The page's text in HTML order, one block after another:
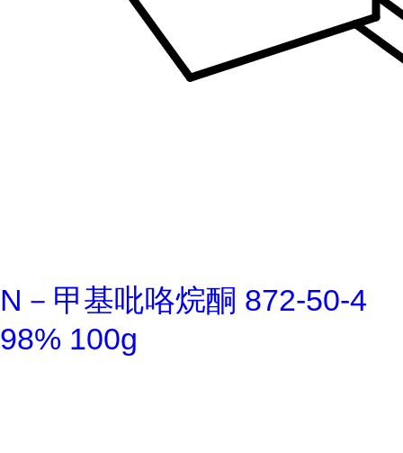
N－甲基吡咯烷酮 872-50-4
98% 100g